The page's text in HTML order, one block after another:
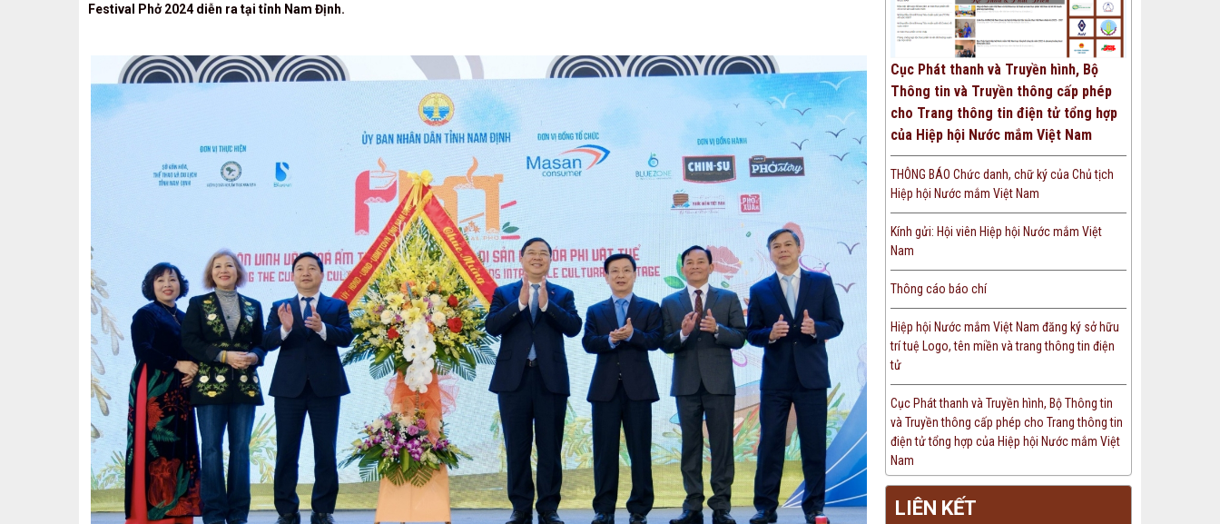
Festival Phở 2024 diễn ra tại tỉnh Nam Định.
Cục Phát thanh và Truyền hình, Bộ
Thông tin và Truyền thông cấp phép
cho Trang thông tin điện tử tổng hợp
của Hiệp hội Nước mắm Việt Nam
THÔNG BÁO Chức danh, chữ ký của Chủ tịch
Hiệp hội Nước mắm Việt Nam
Kính gửi: Hội viên Hiệp hội Nước mắm Việt
Nam
Thông cáo báo chí
Hiệp hội Nước mắm Việt Nam đăng ký sở hữu
trí tuệ Logo, tên miền và trang thông tin điện
tử
Cục Phát thanh và Truyền hình, Bộ Thông tin
và Truyền thông cấp phép cho Trang thông tin
điện tử tổng hợp của Hiệp hội Nước mắm Việt
Nam
LIÊN KẾT